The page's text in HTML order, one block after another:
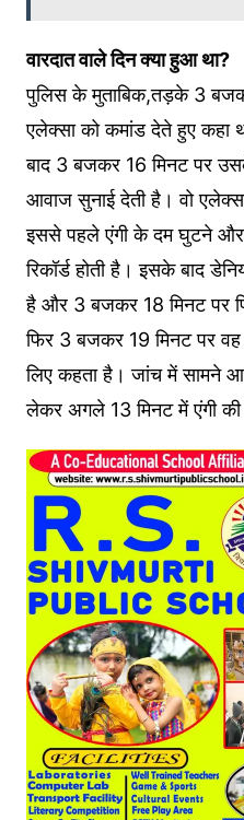
वारदात वाले दिन क्या हुआ था?
पुलिस के मुताबिक,तड़के 3
एलेक्सा को कमांड देते हुए कहा
बाद 3 बजकर 16 मिनट पर
आवाज सुनाई देती है। वो
इससे पहले एंगी के दम घुटने
रिकॉर्ड होती है। इसके बाद
है और 3 बजकर 18 मिनट पर
फिर 3 बजकर 19 मिनट पर
लिए कहता है। जांच में सामने
लेकर अगले 13 मिनट में एंगी की